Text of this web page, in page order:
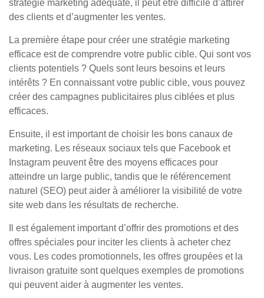
stratégie marketing adéquate, il peut être difficile d’attirer
des clients et d’augmenter les ventes.
La première étape pour créer une stratégie marketing
efficace est de comprendre votre public cible. Qui sont vos
clients potentiels ? Quels sont leurs besoins et leurs
intérêts ? En connaissant votre public cible, vous pouvez
créer des campagnes publicitaires plus ciblées et plus
efficaces.
Ensuite, il est important de choisir les bons canaux de
marketing. Les réseaux sociaux tels que Facebook et
Instagram peuvent être des moyens efficaces pour
atteindre un large public, tandis que le référencement
naturel (SEO) peut aider à améliorer la visibilité de votre
site web dans les résultats de recherche.
Il est également important d’offrir des promotions et des
offres spéciales pour inciter les clients à acheter chez
vous. Les codes promotionnels, les offres groupées et la
livraison gratuite sont quelques exemples de promotions
qui peuvent aider à augmenter les ventes.